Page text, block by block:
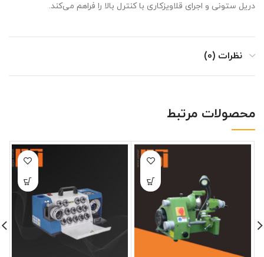
دریل ستونی و اجرای قلاویزکاری با کنترل بالا را فراهم می‌کند.
نظرات (0)
محصولات مرتبط